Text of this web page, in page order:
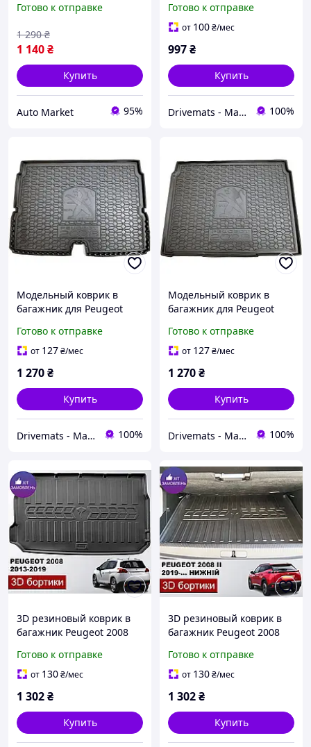
2007-2008 резиновый
Готово к отправке
1 140₴
1 290 ₴
Купить
Auto Market 95%
Gumm)
Готово к отправке
от 100₴/мес
997₴
Купить
Drivemats - Магазин автокилимків 100%
Модельный коврик в
багажник для Peugeot
поличка (Avto-Gumm)
Готово к отправке
от 127₴/мес
1 270₴
Купить
Drivemats - Магазин автокилимків 100%
Модельный коврик в
багажник для Peugeot
поличка (Avto-Gumm)
Готово к отправке
от 127₴/мес
1 270₴
Купить
Drivemats - Магазин автокилимків 100%
3D резиновый коврик в
багажник Peugeot 2008
Готово к отправке
от 130₴/мес
1 302₴
Купить
3D резиновый коврик в
багажник Peugeot 2008
2008
Готово к отправке
от 130₴/мес
1 302₴
Купить